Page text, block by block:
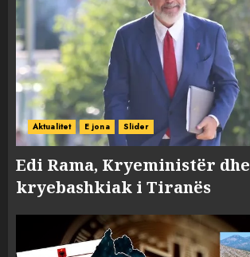
Aktualitet E jona Slider
Edi Rama, Kryeministër dhe
kryebashkiak i Tiranës